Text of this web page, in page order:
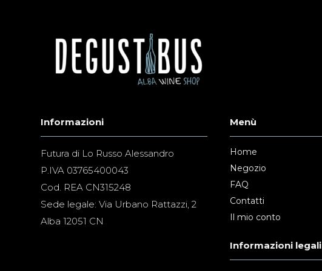
Informazioni
Futura di Lo Russo Alessandro
P.IVA 03765400043
Cod. REA CN315248
Sede legale: Via Urbano Rattazzi, 2
Alba 12051 CN
Menù
Home
Negozio
FAQ
Contatti
Il mio conto
Informazioni legali